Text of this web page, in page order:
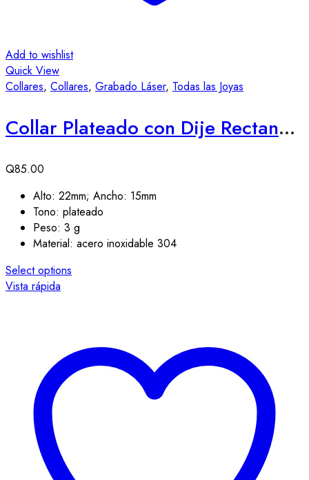
Add to wishlist
Quick View
Collares, Collares, Grabado Láser, Todas las Joyas
Collar Plateado con Dije Rectangular para Grabado Láser (50% anticipo)
Q85.00
Alto: 22mm; Ancho: 15mm
Tono: plateado
Peso: 3 g
Material: acero inoxidable 304
Select options
Vista rápida